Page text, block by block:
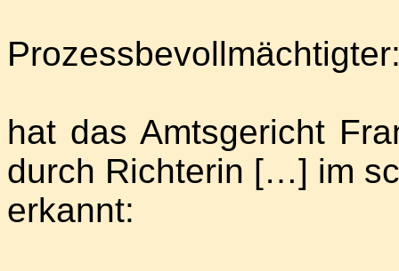
hat das Amtsgericht
durch Richterin […] im
erkannt: